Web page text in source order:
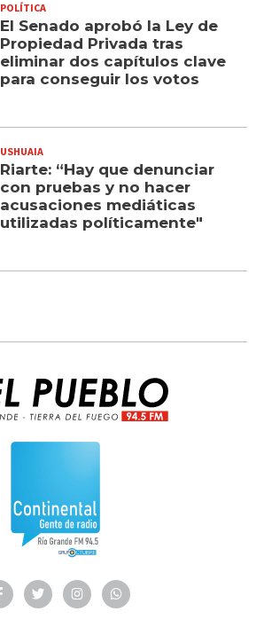
POLÍTICA
El Senado aprobó la Ley de
Propiedad Privada tras
eliminar dos capítulos clave
para conseguir los votos
USHUAIA
Riarte: “Hay que denunciar
con pruebas y no hacer
acusaciones mediáticas
utilizadas políticamente"